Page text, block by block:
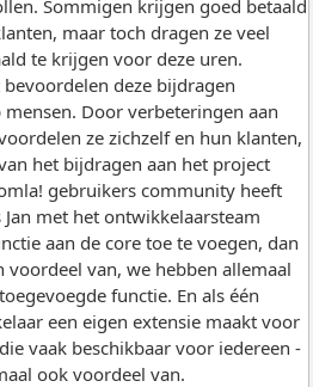
Sommigen krijgen goed betaald
maar toch dragen ze veel
te krijgen voor deze uren.
deze bijdragen
Door verbeteringen aan
ze zichzelf en hun klanten,
het bijdragen aan het project
gebruikers community heeft
met het ontwikkelaarsteam
aan de core toe te voegen, dan
voordeel van, we hebben allemaal
functie. En als één
een eigen extensie maakt voor
vaak beschikbaar voor iedereen -
ook voordeel van.